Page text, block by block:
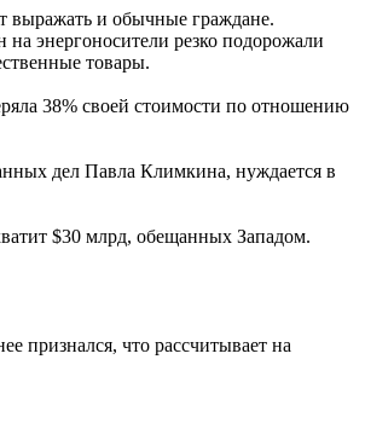
выражать и обычные граждане.
энергоносители резко подорожали
товары.
38% своей стоимости по отношению
дел Павла Климкина, нуждается в
$30 млрд, обещанных Западом.
признался, что рассчитывает на